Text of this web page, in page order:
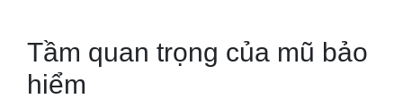
Tầm quan trọng của mũ bảo
hiểm